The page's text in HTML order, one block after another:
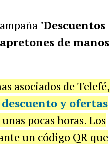
"Descuentos
de manos
asociados de Telefé,
y ofertas
pocas horas. Los
un código QR que